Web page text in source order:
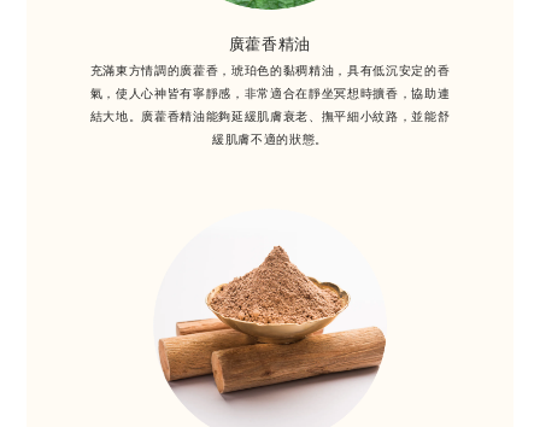
廣藿香精油
充滿東方情調的廣藿香，琥珀色的黏稠精油，具有低沉安定的香
氣，使人心神皆有寧靜感，非常適合在靜坐冥想時擴香，協助連
結大地。廣藿香精油能夠延緩肌膚衰老、撫平細小紋路，並能舒
緩肌膚不適的狀態。